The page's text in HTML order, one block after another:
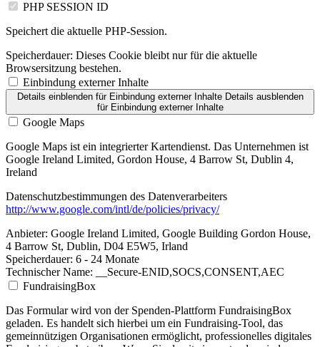
PHP SESSION ID
Speichert die aktuelle PHP-Session.
Speicherdauer: Dieses Cookie bleibt nur für die aktuelle
Browsersitzung bestehen.
Einbindung externer Inhalte
Details einblendenfür Einbindung externer Inhalte Details ausblenden
für Einbindung externer Inhalte
Google Maps
Google Maps ist ein integrierter Kartendienst. Das Unternehmen ist
Google Ireland Limited, Gordon House, 4 Barrow St, Dublin 4,
Ireland
Datenschutzbestimmungen des Datenverarbeiters
http://www.google.com/intl/de/policies/privacy/
Anbieter: Google Ireland Limited, Google Building Gordon House,
4 Barrow St, Dublin, D04 E5W5, Irland
Speicherdauer: 6 - 24 Monate
Technischer Name: __Secure-ENID,SOCS,CONSENT,AEC
FundraisingBox
Das Formular wird von der Spenden-Plattform FundraisingBox
geladen. Es handelt sich hierbei um ein Fundraising-Tool, das
gemeinnützigen Organisationen ermöglicht, professionelles digitales